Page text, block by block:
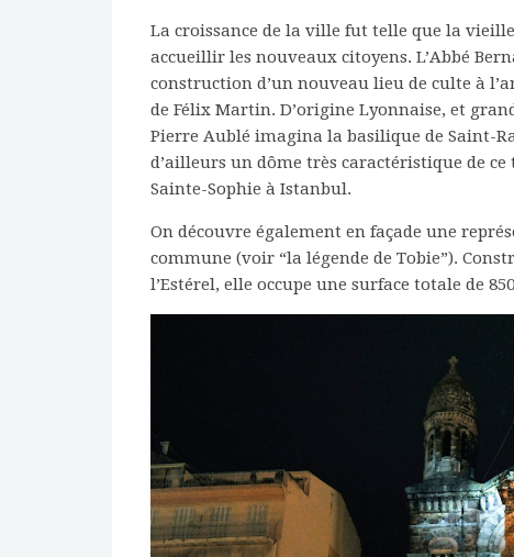
La croissance de la ville fut telle que la
accueillir les nouveaux citoyens. L’Abbé
construction d’un nouveau lieu de culte à
de Félix Martin. D’origine Lyonnaise, et
Pierre Aublé imagina la basilique de Saint-
d’ailleurs un dôme très caractéristique de
Sainte-Sophie à Istanbul.
On découvre également en façade une
commune (voir “la légende de Tobie”).
l’Estérel, elle occupe une surface totale de